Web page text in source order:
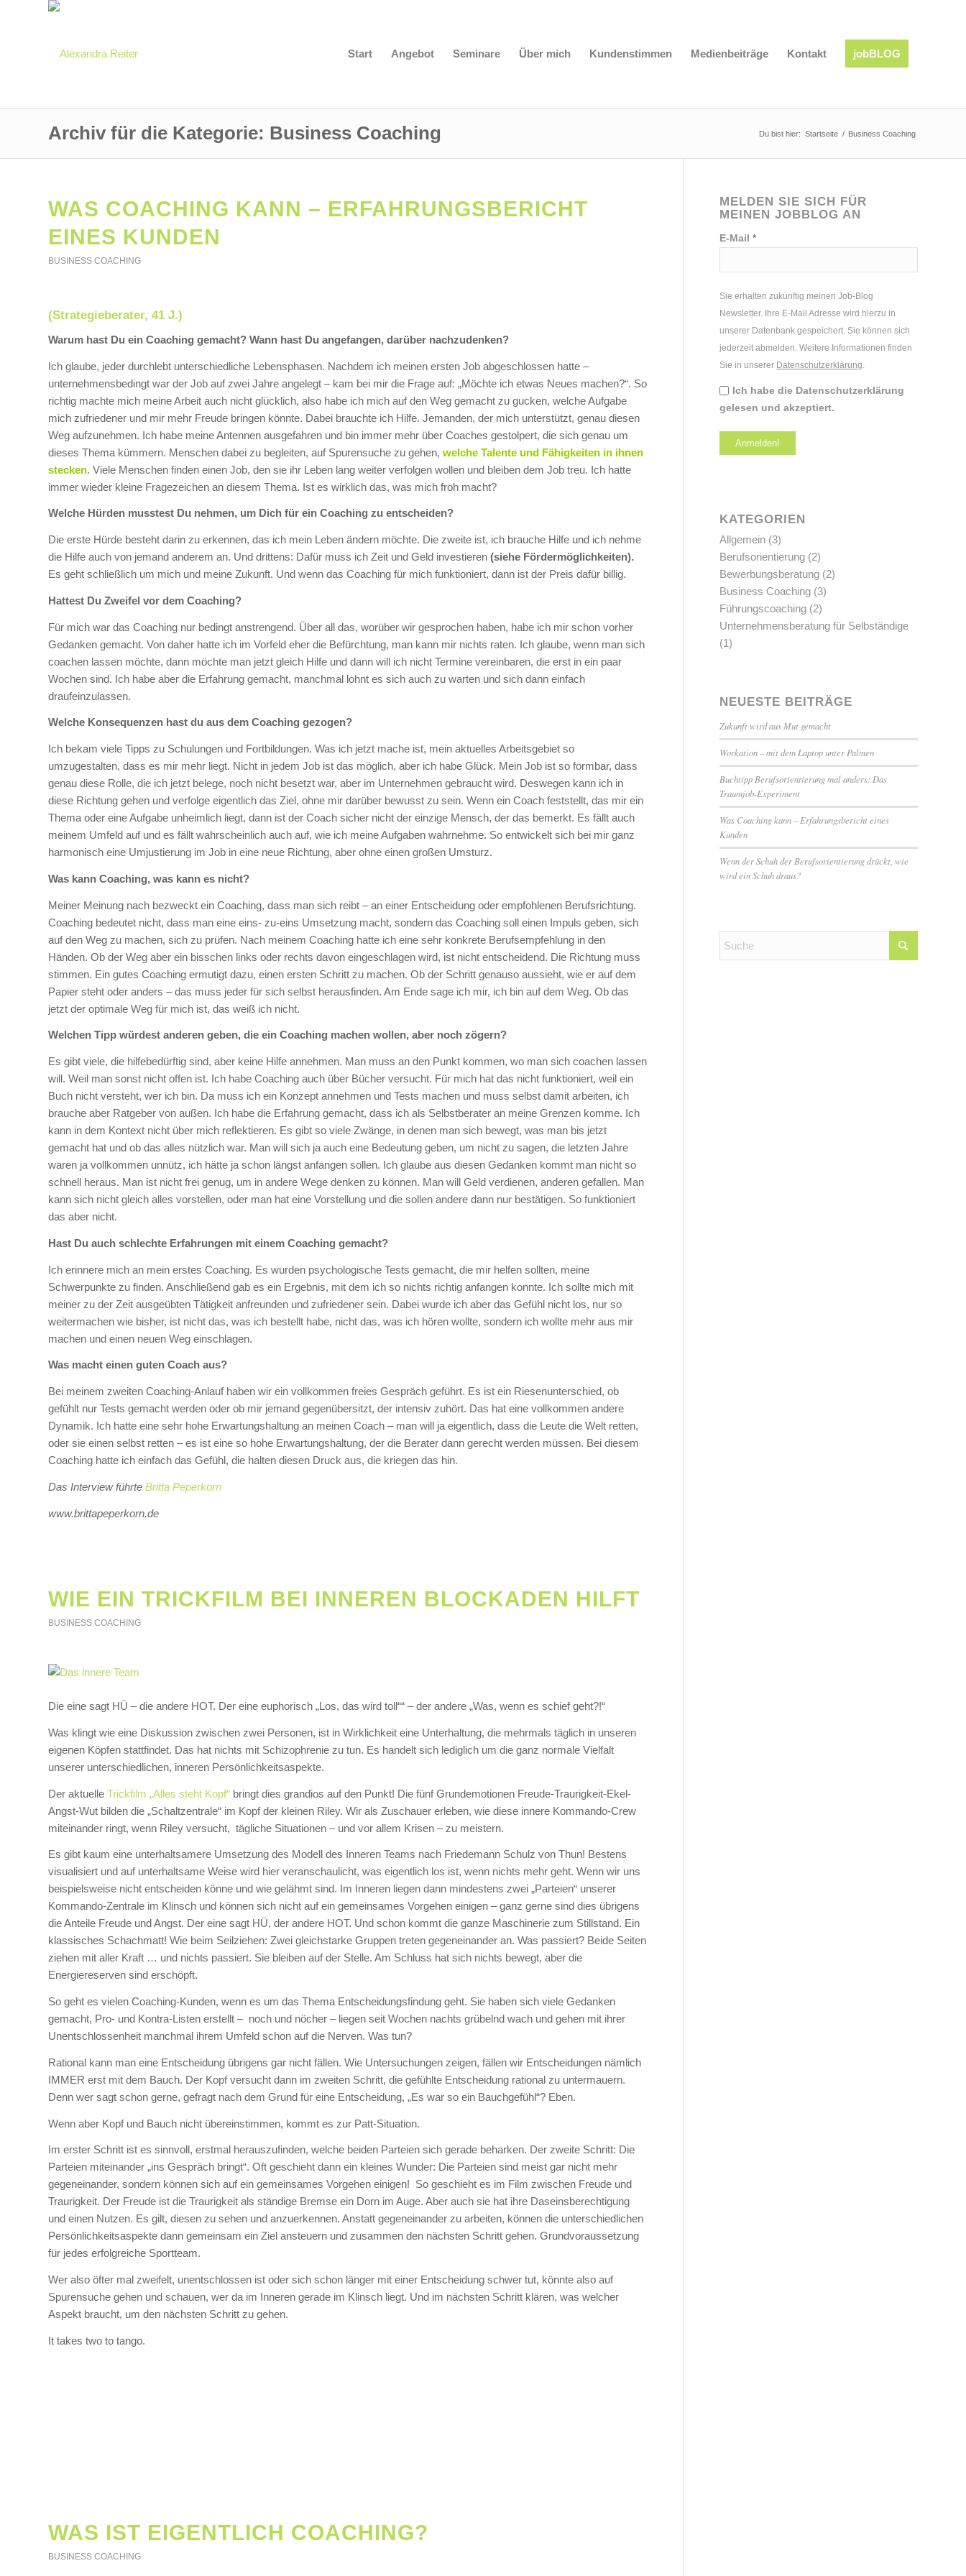
Start Angebot Seminare Über mich Kundenstimmen Medienbeiträge Kontakt jobBLOG
Archiv für die Kategorie: Business Coaching Du bist hier: Startseite / Business Coaching
WAS COACHING KANN – ERFAHRUNGSBERICHT
EINES KUNDEN
BUSINESS COACHING
(Strategieberater, 41 J.)
Warum hast Du ein Coaching gemacht? Wann hast Du angefangen, darüber nachzudenken?
Ich glaube, jeder durchlebt unterschiedliche Lebensphasen. Nachdem ich meinen ersten Job abgeschlossen hatte –
unternehmensbedingt war der Job auf zwei Jahre angelegt – kam bei mir die Frage auf: „Möchte ich etwas Neues machen?“. So
richtig machte mich meine Arbeit auch nicht glücklich, also habe ich mich auf den Weg gemacht zu gucken, welche Aufgabe
mich zufriedener und mir mehr Freude bringen könnte. Dabei brauchte ich Hilfe. Jemanden, der mich unterstützt, genau diesen
Weg aufzunehmen. Ich habe meine Antennen ausgefahren und bin immer mehr über Coaches gestolpert, die sich genau um
dieses Thema kümmern. Menschen dabei zu begleiten, auf Spurensuche zu gehen, welche Talente und Fähigkeiten in ihnen
stecken. Viele Menschen finden einen Job, den sie ihr Leben lang weiter verfolgen wollen und bleiben dem Job treu. Ich hatte
immer wieder kleine Fragezeichen an diesem Thema. Ist es wirklich das, was mich froh macht?
Welche Hürden musstest Du nehmen, um Dich für ein Coaching zu entscheiden?
Die erste Hürde besteht darin zu erkennen, das ich mein Leben ändern möchte. Die zweite ist, ich brauche Hilfe und ich nehme
die Hilfe auch von jemand anderem an. Und drittens: Dafür muss ich Zeit und Geld investieren (siehe Fördermöglichkeiten).
Es geht schließlich um mich und meine Zukunft. Und wenn das Coaching für mich funktioniert, dann ist der Preis dafür billig.
Hattest Du Zweifel vor dem Coaching?
Für mich war das Coaching nur bedingt anstrengend. Über all das, worüber wir gesprochen haben, habe ich mir schon vorher
Gedanken gemacht. Von daher hatte ich im Vorfeld eher die Befürchtung, man kann mir nichts raten. Ich glaube, wenn man sich
coachen lassen möchte, dann möchte man jetzt gleich Hilfe und dann will ich nicht Termine vereinbaren, die erst in ein paar
Wochen sind. Ich habe aber die Erfahrung gemacht, manchmal lohnt es sich auch zu warten und sich dann einfach
draufeinzulassen.
Welche Konsequenzen hast du aus dem Coaching gezogen?
Ich bekam viele Tipps zu Schulungen und Fortbildungen. Was ich jetzt mache ist, mein aktuelles Arbeitsgebiet so
umzugestalten, dass es mir mehr liegt. Nicht in jedem Job ist das möglich, aber ich habe Glück. Mein Job ist so formbar, dass
genau diese Rolle, die ich jetzt belege, noch nicht besetzt war, aber im Unternehmen gebraucht wird. Deswegen kann ich in
diese Richtung gehen und verfolge eigentlich das Ziel, ohne mir darüber bewusst zu sein. Wenn ein Coach feststellt, das mir ein
Thema oder eine Aufgabe unheimlich liegt, dann ist der Coach sicher nicht der einzige Mensch, der das bemerkt. Es fällt auch
meinem Umfeld auf und es fällt wahrscheinlich auch auf, wie ich meine Aufgaben wahrnehme. So entwickelt sich bei mir ganz
harmonisch eine Umjustierung im Job in eine neue Richtung, aber ohne einen großen Umsturz.
Was kann Coaching, was kann es nicht?
Meiner Meinung nach bezweckt ein Coaching, dass man sich reibt – an einer Entscheidung oder empfohlenen Berufsrichtung.
Coaching bedeutet nicht, dass man eine eins- zu-eins Umsetzung macht, sondern das Coaching soll einen Impuls geben, sich
auf den Weg zu machen, sich zu prüfen. Nach meinem Coaching hatte ich eine sehr konkrete Berufsempfehlung in den
Händen. Ob der Weg aber ein bisschen links oder rechts davon eingeschlagen wird, ist nicht entscheidend. Die Richtung muss
stimmen. Ein gutes Coaching ermutigt dazu, einen ersten Schritt zu machen. Ob der Schritt genauso aussieht, wie er auf dem
Papier steht oder anders – das muss jeder für sich selbst herausfinden. Am Ende sage ich mir, ich bin auf dem Weg. Ob das
jetzt der optimale Weg für mich ist, das weiß ich nicht.
Welchen Tipp würdest anderen geben, die ein Coaching machen wollen, aber noch zögern?
Es gibt viele, die hilfebedürftig sind, aber keine Hilfe annehmen. Man muss an den Punkt kommen, wo man sich coachen lassen
will. Weil man sonst nicht offen ist. Ich habe Coaching auch über Bücher versucht. Für mich hat das nicht funktioniert, weil ein
Buch nicht versteht, wer ich bin. Da muss ich ein Konzept annehmen und Tests machen und muss selbst damit arbeiten, ich
brauche aber Ratgeber von außen. Ich habe die Erfahrung gemacht, dass ich als Selbstberater an meine Grenzen komme. Ich
kann in dem Kontext nicht über mich reflektieren. Es gibt so viele Zwänge, in denen man sich bewegt, was man bis jetzt
gemacht hat und ob das alles nützlich war. Man will sich ja auch eine Bedeutung geben, um nicht zu sagen, die letzten Jahre
waren ja vollkommen unnütz, ich hätte ja schon längst anfangen sollen. Ich glaube aus diesen Gedanken kommt man nicht so
schnell heraus. Man ist nicht frei genug, um in andere Wege denken zu können. Man will Geld verdienen, anderen gefallen. Man
kann sich nicht gleich alles vorstellen, oder man hat eine Vorstellung und die sollen andere dann nur bestätigen. So funktioniert
das aber nicht.
Hast Du auch schlechte Erfahrungen mit einem Coaching gemacht?
Ich erinnere mich an mein erstes Coaching. Es wurden psychologische Tests gemacht, die mir helfen sollten, meine
Schwerpunkte zu finden. Anschließend gab es ein Ergebnis, mit dem ich so nichts richtig anfangen konnte. Ich sollte mich mit
meiner zu der Zeit ausgeübten Tätigkeit anfreunden und zufriedener sein. Dabei wurde ich aber das Gefühl nicht los, nur so
weitermachen wie bisher, ist nicht das, was ich bestellt habe, nicht das, was ich hören wollte, sondern ich wollte mehr aus mir
machen und einen neuen Weg einschlagen.
Was macht einen guten Coach aus?
Bei meinem zweiten Coaching-Anlauf haben wir ein vollkommen freies Gespräch geführt. Es ist ein Riesenunterschied, ob
gefühlt nur Tests gemacht werden oder ob mir jemand gegenübersitzt, der intensiv zuhört. Das hat eine vollkommen andere
Dynamik. Ich hatte eine sehr hohe Erwartungshaltung an meinen Coach – man will ja eigentlich, dass die Leute die Welt retten,
oder sie einen selbst retten – es ist eine so hohe Erwartungshaltung, der die Berater dann gerecht werden müssen. Bei diesem
Coaching hatte ich einfach das Gefühl, die halten diesen Druck aus, die kriegen das hin.
Das Interview führte Britta Peperkorn
www.brittapeperkorn.de
WIE EIN TRICKFILM BEI INNEREN BLOCKADEN HILFT
BUSINESS COACHING
Die eine sagt HÜ – die andere HOT. Der eine euphorisch „Los, das wird toll““ – der andere „Was, wenn es schief geht?!“
Was klingt wie eine Diskussion zwischen zwei Personen, ist in Wirklichkeit eine Unterhaltung, die mehrmals täglich in unseren
eigenen Köpfen stattfindet. Das hat nichts mit Schizophrenie zu tun. Es handelt sich lediglich um die ganz normale Vielfalt
unserer unterschiedlichen, inneren Persönlichkeitsaspekte.
Der aktuelle Trickfilm „Alles steht Kopf“ bringt dies grandios auf den Punkt! Die fünf Grundemotionen Freude-Traurigkeit-Ekel-
Angst-Wut bilden die „Schaltzentrale“ im Kopf der kleinen Riley. Wir als Zuschauer erleben, wie diese innere Kommando-Crew
miteinander ringt, wenn Riley versucht, tägliche Situationen – und vor allem Krisen – zu meistern.
Es gibt kaum eine unterhaltsamere Umsetzung des Modell des Inneren Teams nach Friedemann Schulz von Thun! Bestens
visualisiert und auf unterhaltsame Weise wird hier veranschaulicht, was eigentlich los ist, wenn nichts mehr geht. Wenn wir uns
beispielsweise nicht entscheiden könne und wie gelähmt sind. Im Inneren liegen dann mindestens zwei „Parteien“ unserer
Kommando-Zentrale im Klinsch und können sich nicht auf ein gemeinsames Vorgehen einigen – ganz gerne sind dies übrigens
die Anteile Freude und Angst. Der eine sagt HÜ, der andere HOT. Und schon kommt die ganze Maschinerie zum Stillstand. Ein
klassisches Schachmatt! Wie beim Seilziehen: Zwei gleichstarke Gruppen treten gegeneinander an. Was passiert? Beide Seiten
ziehen mit aller Kraft … und nichts passiert. Sie bleiben auf der Stelle. Am Schluss hat sich nichts bewegt, aber die
Energiereserven sind erschöpft.
So geht es vielen Coaching-Kunden, wenn es um das Thema Entscheidungsfindung geht. Sie haben sich viele Gedanken
gemacht, Pro- und Kontra-Listen erstellt – noch und nöcher – liegen seit Wochen nachts grübelnd wach und gehen mit ihrer
Unentschlossenheit manchmal ihrem Umfeld schon auf die Nerven. Was tun?
Rational kann man eine Entscheidung übrigens gar nicht fällen. Wie Untersuchungen zeigen, fällen wir Entscheidungen nämlich
IMMER erst mit dem Bauch. Der Kopf versucht dann im zweiten Schritt, die gefühlte Entscheidung rational zu untermauern.
Denn wer sagt schon gerne, gefragt nach dem Grund für eine Entscheidung, „Es war so ein Bauchgefühl“? Eben.
Wenn aber Kopf und Bauch nicht übereinstimmen, kommt es zur Patt-Situation.
Im erster Schritt ist es sinnvoll, erstmal herauszufinden, welche beiden Parteien sich gerade beharken. Der zweite Schritt: Die
Parteien miteinander „ins Gespräch bringt“. Oft geschieht dann ein kleines Wunder: Die Parteien sind meist gar nicht mehr
gegeneinander, sondern können sich auf ein gemeinsames Vorgehen einigen! So geschieht es im Film zwischen Freude und
Traurigkeit. Der Freude ist die Traurigkeit als ständige Bremse ein Dorn im Auge. Aber auch sie hat ihre Daseinsberechtigung
und einen Nutzen. Es gilt, diesen zu sehen und anzuerkennen. Anstatt gegeneinander zu arbeiten, können die unterschiedlichen
Persönlichkeitsaspekte dann gemeinsam ein Ziel ansteuern und zusammen den nächsten Schritt gehen. Grundvoraussetzung
für jedes erfolgreiche Sportteam.
Wer also öfter mal zweifelt, unentschlossen ist oder sich schon länger mit einer Entscheidung schwer tut, könnte also auf
Spurensuche gehen und schauen, wer da im Inneren gerade im Klinsch liegt. Und im nächsten Schritt klären, was welcher
Aspekt braucht, um den nächsten Schritt zu gehen.
It takes two to tango.
WAS IST EIGENTLICH COACHING?
BUSINESS COACHING
MELDEN SIE SICH FÜR
MEINEN JOBBLOG AN
E-Mail*
Sie erhalten zukünftig meinen Job-Blog
Newsletter. Ihre E-Mail Adresse wird hierzu in
unserer Datenbank gespeichert. Sie können sich
jederzeit abmelden. Weitere Informationen finden
Sie in unserer Datenschutzerklärung
Ich habe die Datenschutzerklärung
gelesen und akzeptiert.
KATEGORIEN
Allgemein (3)
Berufsorientierung (2)
Bewerbungsberatung (2)
Business Coaching (3)
Führungscoaching (2)
Unternehmensberatung für Selbständige
(1)
NEUESTE BEITRÄGE
Zukunft wird aus Mut gemacht
Workation – mit dem Laptop unter Palmen
Buchtipp Berufsorientierung mal anders: Das
Traumjob-Experiment
Was Coaching kann – Erfahrungsbericht eines
Kunden
Wenn der Schuh der Berufsorientierung drückt, wie
wird ein Schuh draus?